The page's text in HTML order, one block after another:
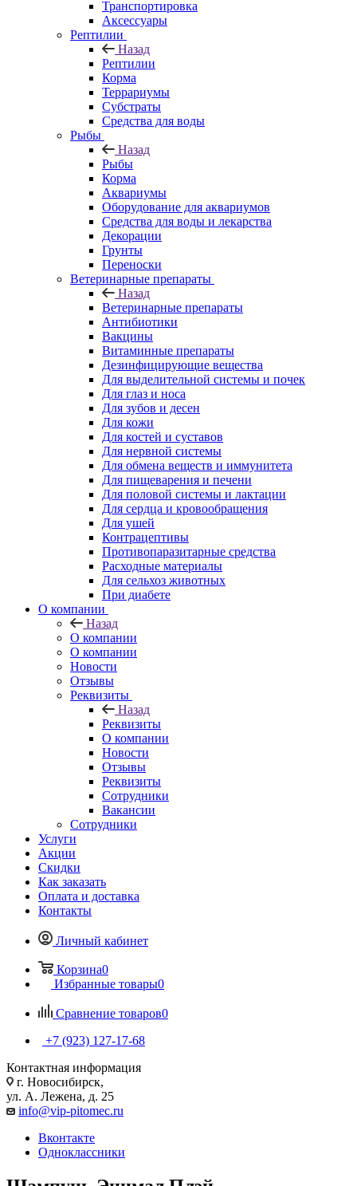
Транспортировка
Аксессуары
Рептилии
Назад
Рептилии
Корма
Террариумы
Субстраты
Средства для воды
Рыбы
Назад
Рыбы
Корма
Аквариумы
Оборудование для аквариумов
Средства для воды и лекарства
Декорации
Грунты
Переноски
Ветеринарные препараты
Назад
Ветеринарные препараты
Антибиотики
Вакцины
Витаминные препараты
Дезинфицирующие вещества
Для выделительной системы и почек
Для глаз и носа
Для зубов и десен
Для кожи
Для костей и суставов
Для нервной системы
Для обмена веществ и иммунитета
Для пищеварения и печени
Для половой системы и лактации
Для сердца и кровообращения
Для ушей
Контрацептивы
Противопаразитарные средства
Расходные материалы
Для сельхоз животных
При диабете
О компании
Назад
О компании
О компании
Новости
Отзывы
Реквизиты
Назад
Реквизиты
О компании
Новости
Отзывы
Реквизиты
Сотрудники
Вакансии
Сотрудники
Услуги
Акции
Скидки
Как заказать
Оплата и доставка
Контакты
Личный кабинет
Корзина0
Избранные товары0
Сравнение товаров0
+7 (923) 127-17-68
Контактная информация
г. Новосибирск,
ул. А. Лежена, д. 25
info@vip-pitomec.ru
Вконтакте
Одноклассники